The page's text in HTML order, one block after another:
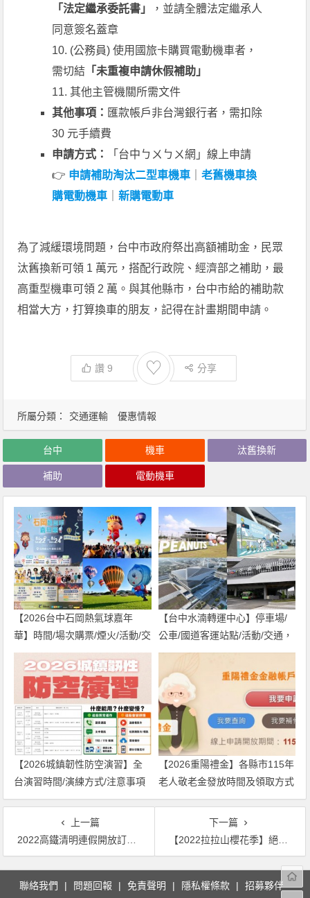
「法定繼承委託書」
，並請全體法定繼承人
同意簽名蓋章
10. (公務員) 使用國旅卡購買電動機車者，
需切結 「未重複申請休假補助」
11. 其他主管機關所需文件
其他事項： 匯款帳戶非台灣銀行者，需扣除
30 元手續費
申請方式：
「台中ㄅㄨㄅㄨ網」線上申請
👉 申請補助淘汰二型車機車 ｜老舊機車換
購電動機車 ｜新購電動車
為了減緩環境問題，台中市政府祭出高額補助金，民眾
汰舊換新可領 1 萬元，搭配行政院、經濟部之補助，最
高重型機車可領 2 萬。與其他縣市，台中市給的補助款
相當大方，打算換車的朋友，記得在計畫期間申請。
讚9 ♡ 分享
所屬分類： 交通運輸 優惠情報
台中 機車 汰舊換新
補助 電動機車
【2026台中石岡熱氣球嘉年
華】時間/場次購票/煙火/活動/交
通，土牛運動公園登場！
【台中水湳轉運中心】停車場/
公車/國道客運站點/活動/交通，
啟用免費停車！
【2026城鎮韌性防空演習】全
台演習時間/演練方式/注意事項
一次看！
【2026重陽禮金】各縣市115年
老人敬老金發放時間及領取方式
一次看！
上一篇
2022高鐵清明連假開放訂票！大學生5折/早鳥65折優惠及疏運期間時刻表一起看
下一篇
【2022拉拉山櫻花季】絕美千島櫻本週將開滿！恩愛農場花況/賞櫻地圖/交通資訊彙整
文
聯絡我們 問題回報 免責聲明 隱私權條款 招募夥伴